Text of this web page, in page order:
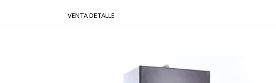
VENTA DETALLE